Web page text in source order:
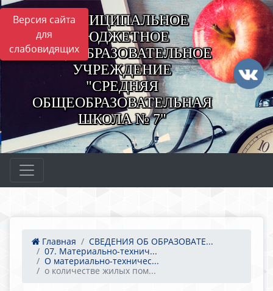
Версия сайта
для
слабовидящих
МУНИЦИПАЛЬНОЕ
БЮДЖЕТНОЕ
ОБЩЕОБРАЗОВАТЕЛЬНОЕ
УЧРЕЖДЕНИЕ
"СРЕДНЯЯ
ОБЩЕОБРАЗОВАТЕЛЬНАЯ
ШКОЛА № 7"
Главная
СВЕДЕНИЯ ОБ ОБРАЗОВАТЕ...
07. Материально-технич...
О материально-техничес...
о количестве жилых пом...